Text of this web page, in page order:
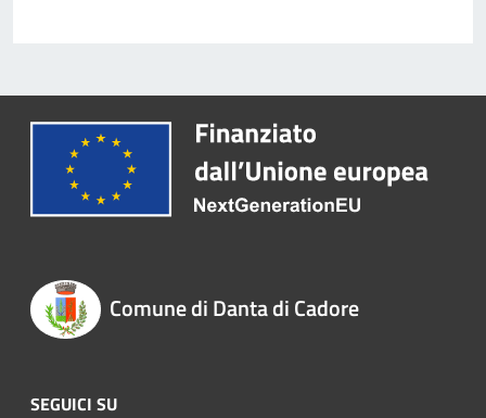
Comune di Danta di Cadore
SEGUICI SU